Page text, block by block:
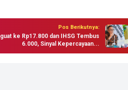
Pos Berikutnya:
ke Rp17.800 dan IHSG Tembus
6.000, Sinyal Kepercayaan...